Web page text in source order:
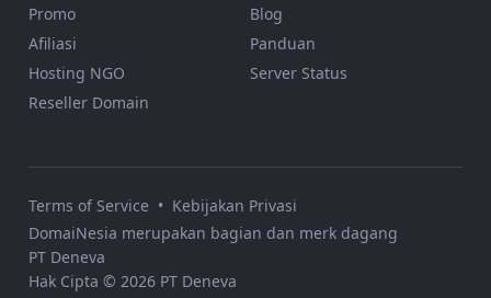
Promo
Afiliasi
Hosting NGO
Reseller Domain
Blog
Panduan
Server Status
Terms of Service • Kebijakan Privasi
DomaiNesia merupakan bagian dan merk dagang
PT Deneva
Hak Cipta © 2026 PT Deneva